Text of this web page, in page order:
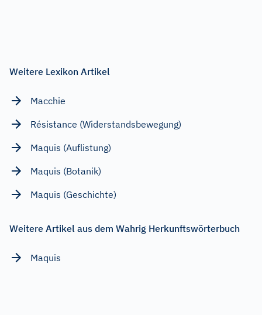
Weitere Lexikon Artikel
Macchie
Résistance (Widerstandsbewegung)
Maquis (Auflistung)
Maquis (Botanik)
Maquis (Geschichte)
Weitere Artikel aus dem Wahrig Herkunftswörterbuch
Maquis